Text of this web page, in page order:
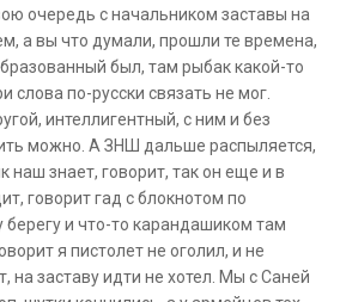
очередь с начальником заставы на
а вы что думали, прошли те времена,
был, там рыбак какой-то
слова по-русски связать не мог.
интеллигентный, с ним и без
можно. А ЗНШ дальше распыляется,
наш знает, говорит, так он еще и в
говорит гад с блокнотом по
берегу и что-то карандашиком там
я пистолет не оголил, и не
на заставу идти не хотел. Мы с Саней